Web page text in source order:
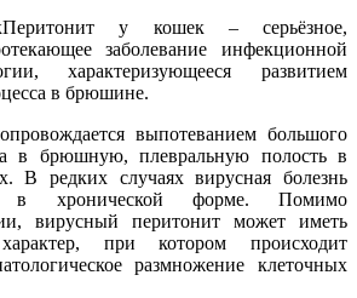
Перитонит у кошек – серьёзное,
заболевание инфекционной
характеризующееся развитием
в брюшине.
выпотеванием большого
в брюшную, плевральную полость в
В редких случаях вирусная болезнь
в хронической форме. Помимо
вирусный перитонит может иметь
при котором происходит
размножение клеточных